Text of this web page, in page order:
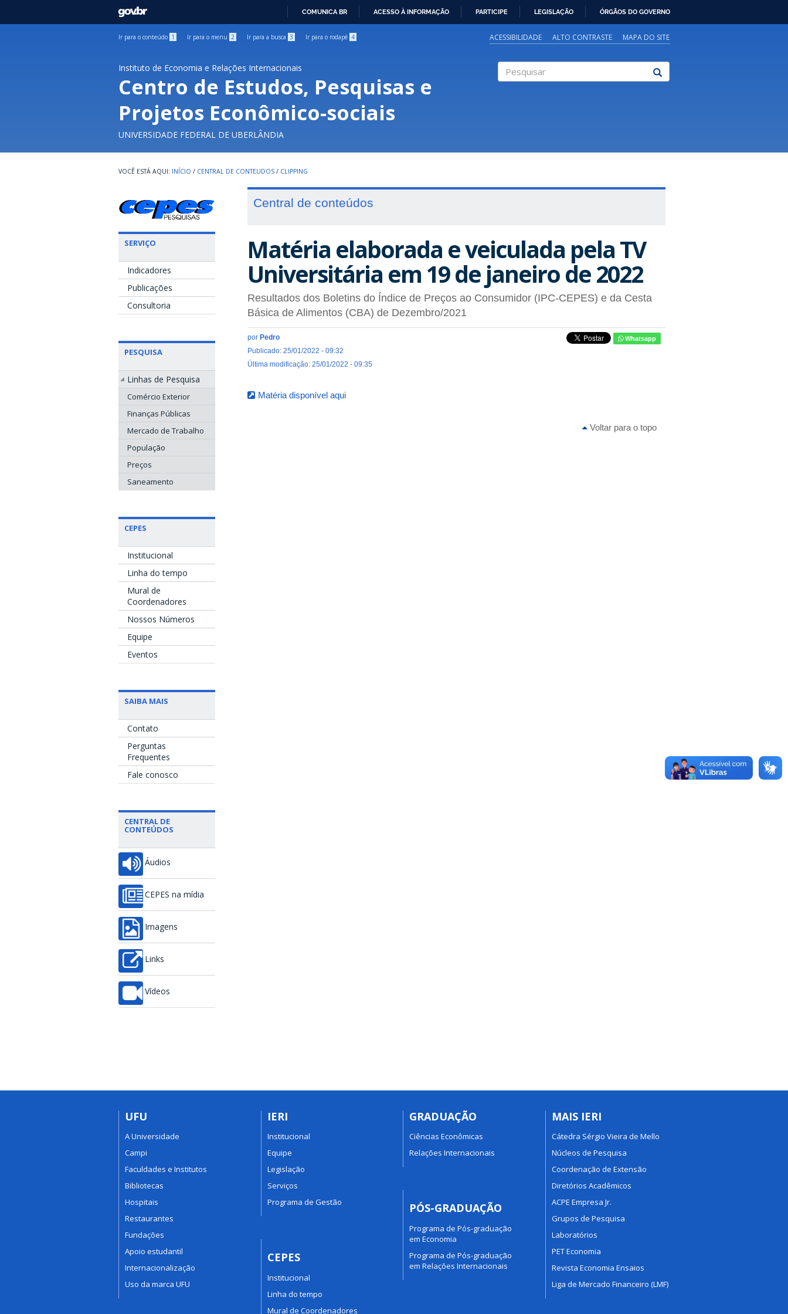
GOVBR
COMUNICA BR ACESSO À INFORMAÇÃO PARTICIPE LEGISLAÇÃO ÓRGÃOS DO GOVERNO
Ir para o conteúdo 1 Ir para o menu 2 Ir para a busca 3 Ir para o rodapé 4 ACESSIBILIDADE ALTO CONTRASTE MAPA DO SITE
Instituto de Economia e Relações Internacionais
Centro de Estudos, Pesquisas e
Projetos Econômico-sociais
UNIVERSIDADE FEDERAL DE UBERLÂNDIA
INÍCIO / CENTRAL DE CONTEUDOS / CLIPPING
SERVIÇO
Indicadores
Publicações
Consultoria
PESQUISA
Linhas de Pesquisa
Comércio Exterior
Finanças Públicas
Mercado de Trabalho
População
Preços
Saneamento
CEPES
Institucional
Linha do tempo
Mural de
Coordenadores
Nossos Números
Equipe
Eventos
SAIBA MAIS
Contato
Perguntas
Frequentes
Fale conosco
CENTRAL DE
CONTEÚDOS
Áudios
CEPES na mídia
Imagens
Links
Vídeos
Central de conteúdos
Matéria elaborada e veiculada pela TV
Universitária em 19 de janeiro de 2022
Resultados dos Boletins do Índice de Preços ao Consumidor (IPC-CEPES) e da Cesta
Básica de Alimentos (CBA) de Dezembro/2021
por Pedro
Publicado: 25/01/2022 - 09:32
Última modificação: 25/01/2022 - 09:35
Whatsapp
Matéria disponível aqui
Voltar para o topo
UFU
A Universidade
Campi
Faculdades e Institutos
Bibliotecas
Hospitais
Restaurantes
Fundações
Apoio estudantil
Internacionalização
Uso da marca UFU
IERI
Institucional
Equipe
Legislação
Serviços
Programa de Gestão
CEPES
Institucional
Linha do tempo
Mural de Coordenadores
GRADUAÇÃO
Ciências Econômicas
Relações Internacionais
PÓS-GRADUAÇÃO
Programa de Pós-graduação
em Economia
Programa de Pós-graduação
em Relações Internacionais
MAIS IERI
Cátedra Sérgio Vieira de Mello
Núcleos de Pesquisa
Coordenação de Extensão
Diretórios Acadêmicos
ACPE Empresa Jr.
Grupos de Pesquisa
Laboratórios
PET Economia
Revista Economia Ensaios
Liga de Mercado Financeiro (LMF)